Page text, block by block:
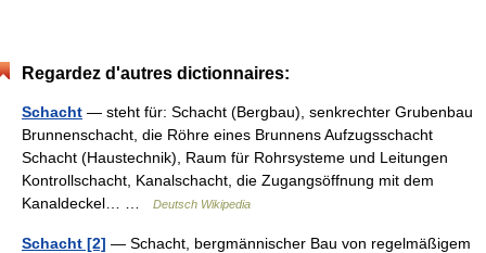
Regardez d'autres dictionnaires:
Schacht — steht für: Schacht (Bergbau), senkrechter Grubenbau
Brunnenschacht, die Röhre eines Brunnens Aufzugsschacht
Schacht (Haustechnik), Raum für Rohrsysteme und Leitungen
Kontrollschacht, Kanalschacht, die Zugangsöffnung mit dem
Kanaldeckel… …
Deutsch Wikipedia
Schacht [2] — Schacht, bergmännischer Bau von regelmäßigem